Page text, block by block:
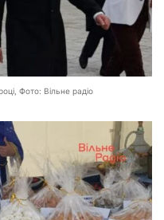
Фото: Вільне радіо